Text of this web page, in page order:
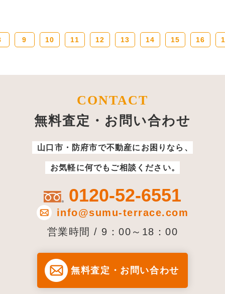
9 10 11 12 13 14 15 16
CONTACT
無料査定・お問い合わせ
山口市・防府市で不動産にお困りなら、
お気軽に何でもご相談ください。
0120-52-6551
info@sumu-terrace.com
営業時間 / 9：00～18：00
無料査定・お問い合わせ